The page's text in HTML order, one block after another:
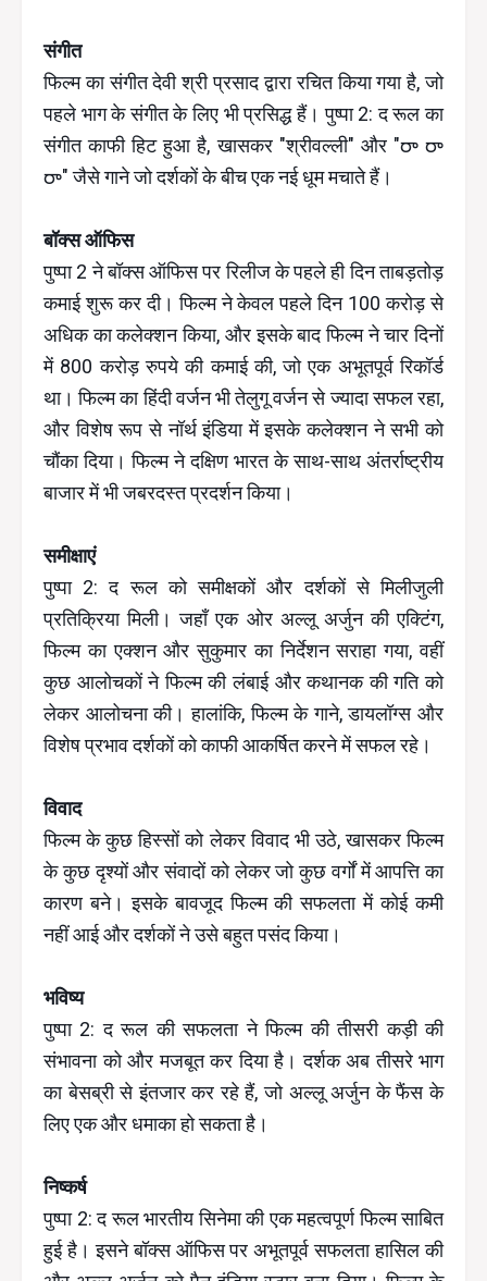
संगीत
फिल्म का संगीत देवी श्री प्रसाद द्वारा रचित किया गया है, जो
पहले भाग के संगीत के लिए भी प्रसिद्ध हैं। पुष्पा 2: द रूल का
संगीत काफी हिट हुआ है, खासकर "श्रीवल्ली" और "రా రా
రా" जैसे गाने जो दर्शकों के बीच एक नई धूम मचाते हैं।
बॉक्स ऑफिस
पुष्पा 2 ने बॉक्स ऑफिस पर रिलीज के पहले ही दिन ताबड़तोड़
कमाई शुरू कर दी। फिल्म ने केवल पहले दिन 100 करोड़ से
अधिक का कलेक्शन किया, और इसके बाद फिल्म ने चार दिनों
में 800 करोड़ रुपये की कमाई की, जो एक अभूतपूर्व रिकॉर्ड
था। फिल्म का हिंदी वर्जन भी तेलुगू वर्जन से ज्यादा सफल रहा,
और विशेष रूप से नॉर्थ इंडिया में इसके कलेक्शन ने सभी को
चौंका दिया। फिल्म ने दक्षिण भारत के साथ-साथ अंतर्राष्ट्रीय
बाजार में भी जबरदस्त प्रदर्शन किया।
समीक्षाएं
पुष्पा 2: द रूल को समीक्षकों और दर्शकों से मिलीजुली
प्रतिक्रिया मिली। जहाँ एक ओर अल्लू अर्जुन की एक्टिंग,
फिल्म का एक्शन और सुकुमार का निर्देशन सराहा गया, वहीं
कुछ आलोचकों ने फिल्म की लंबाई और कथानक की गति को
लेकर आलोचना की। हालांकि, फिल्म के गाने, डायलॉग्स और
विशेष प्रभाव दर्शकों को काफी आकर्षित करने में सफल रहे।
विवाद
फिल्म के कुछ हिस्सों को लेकर विवाद भी उठे, खासकर फिल्म
के कुछ दृश्यों और संवादों को लेकर जो कुछ वर्गों में आपत्ति का
कारण बने। इसके बावजूद फिल्म की सफलता में कोई कमी
नहीं आई और दर्शकों ने उसे बहुत पसंद किया।
भविष्य
पुष्पा 2: द रूल की सफलता ने फिल्म की तीसरी कड़ी की
संभावना को और मजबूत कर दिया है। दर्शक अब तीसरे भाग
का बेसब्री से इंतजार कर रहे हैं, जो अल्लू अर्जुन के फैंस के
लिए एक और धमाका हो सकता है।
निष्कर्ष
पुष्पा 2: द रूल भारतीय सिनेमा की एक महत्वपूर्ण फिल्म साबित
हुई है। इसने बॉक्स ऑफिस पर अभूतपूर्व सफलता हासिल की